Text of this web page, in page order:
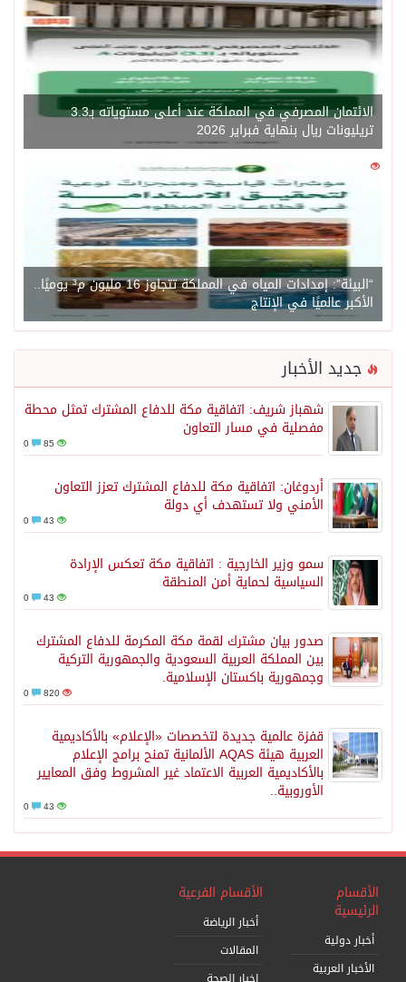
الائتمان المصرفي في المملكة عند أعلى مستوياته بـ3.3
تريليونات ريال بنهاية فبراير 2026
1471
“البيئة”: إمدادات المياه في المملكة تتجاوز 16 مليون م³ يوميًا..
الأكبر عالميًا في الإنتاج
جديد الأخبار
شهباز شريف: اتفاقية مكة للدفاع المشترك تمثل محطة
مفصلية في مسار التعاون
85
أردوغان: اتفاقية مكة للدفاع المشترك تعزز التعاون
الأمني ولا تستهدف أي دولة
43
سمو وزير الخارجية : اتفاقية مكة تعكس الإرادة
السياسية لحماية أمن المنطقة
43
صدور بيان مشترك لقمة مكة المكرمة للدفاع المشترك
بين المملكة العربية السعودية والجمهورية التركية
وجمهورية باكستان الإسلامية.
820
قفزة عالمية جديدة لتخصصات «الإعلام» بالأكاديمية
العربية هيئة AQAS الألمانية تمنح برامج الإعلام
بالأكاديمية العربية الاعتماد غير المشروط وفق المعايير
الأوروبية..
43
الأقسام
الرئيسية
أخبار دولية
الأخبار العربية
الأقسام الفرعية
أخبار الرياضة
المقالات